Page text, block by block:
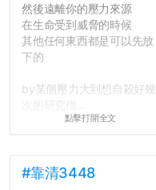
然後遠離你的壓力來源
在生命受到威脅的時候
其他任何東西都是可以先放
下的
by某個壓力大到想自殺好幾
點擊打開全文
#靠清3448